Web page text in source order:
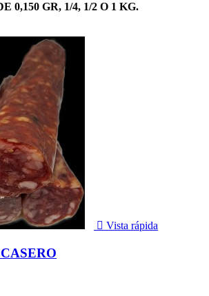
0,150 GR, 1/4, 1/2 O 1 KG.
 Vista rápida